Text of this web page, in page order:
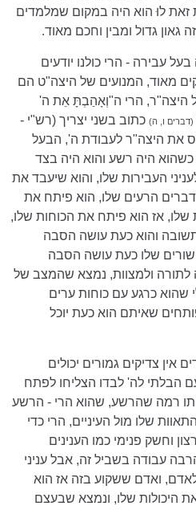
זאת לוּ הוא היה במקום שמלמדים
גאון גדול ומבין וחכם מאוד.
עבירה - הרי כולנו יודעים
מאוד, המנועים של היצה"ט הם
היצה"ר, הרי ה"וְאָהַבְתָּ אֵת ה'
(דברים ו, ה) כתוב בשני יצריך (רש"י -
את היצה"ר לעבודת ה', הבעל
היה רשע והוא היה בצד
העבירות שלו, והוא שיעבד את
הרעים שלו, הוא פיתח את
אז הוא פיתח את הכוחות שלו,
והוא כעת עושה הסבה
שלו כעת עושה הסבה
לתורה ולמצוות, נמצא שהמצב של
שהוא כרגע עם כוחות ערים
שאיתם הוא כעת יוכל
אין צדיקים גמורים יכולים
הבלתי לה' לבדו הצליחו לפתח
רמה שהרשע, שהוא הרי - הרשע
שלו מול העיניים, הרי כדי
וחשק פנימי כמו הענינים
עבודה בשביל זה, אבל עניני
ואדם ששקוע בזה אז הוא
היכולות שלו, ונמצא שבעצם